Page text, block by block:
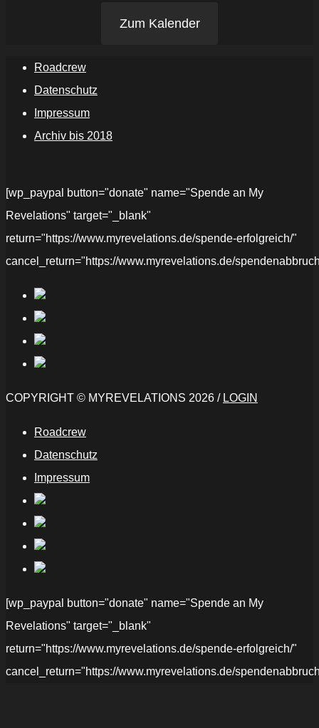
Zum Kalender
Roadcrew
Datenschutz
Impressum
Archiv bis 2018
[wp_paypal button="donate" name="Spende an My
Revelations" target="_blank"
return="https://www.myrevelations.de/spende-erfolgreich/"
cancel_return="https://www.myrevelations.de/
COPYRIGHT © MYREVELATIONS 2026 / LOGIN
Roadcrew
Datenschutz
Impressum
[wp_paypal button="donate" name="Spende an My
Revelations" target="_blank"
return="https://www.myrevelations.de/spende-erfolgreich/"
cancel_return="https://www.myrevelations.de/